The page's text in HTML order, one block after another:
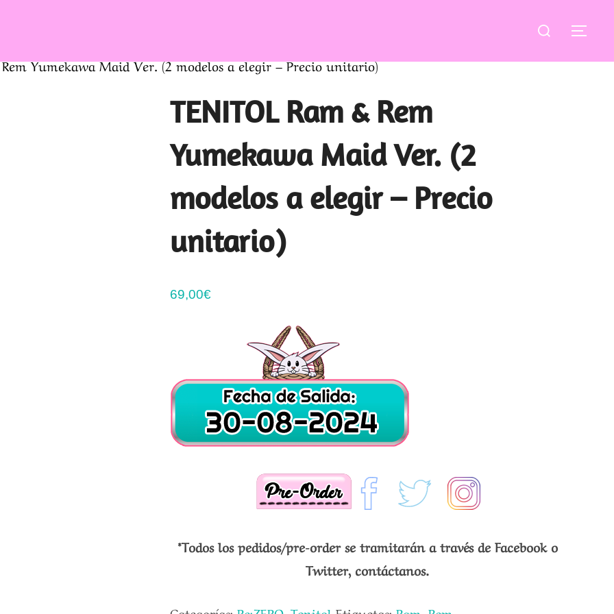
Buscar:
Yumekawa Maid Ver. (2 modelos a elegir – Precio unitario)
TENITOL Ram & Rem
Yumekawa Maid Ver. (2
modelos a elegir – Precio
unitario)
69,00€
*Todos los pedidos/pre-order se tramitarán a través de Facebook o
Twitter, contáctanos.